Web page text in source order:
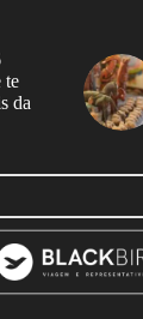
te
da